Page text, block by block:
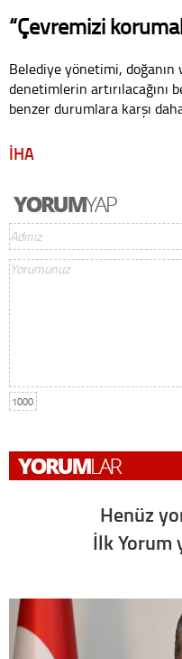
“Çevremizi
Belediye yönetimi,
denetimlerin artırılacağını
benzer durumlara karşı
İHA
1000
Henüz
İlk Yorum